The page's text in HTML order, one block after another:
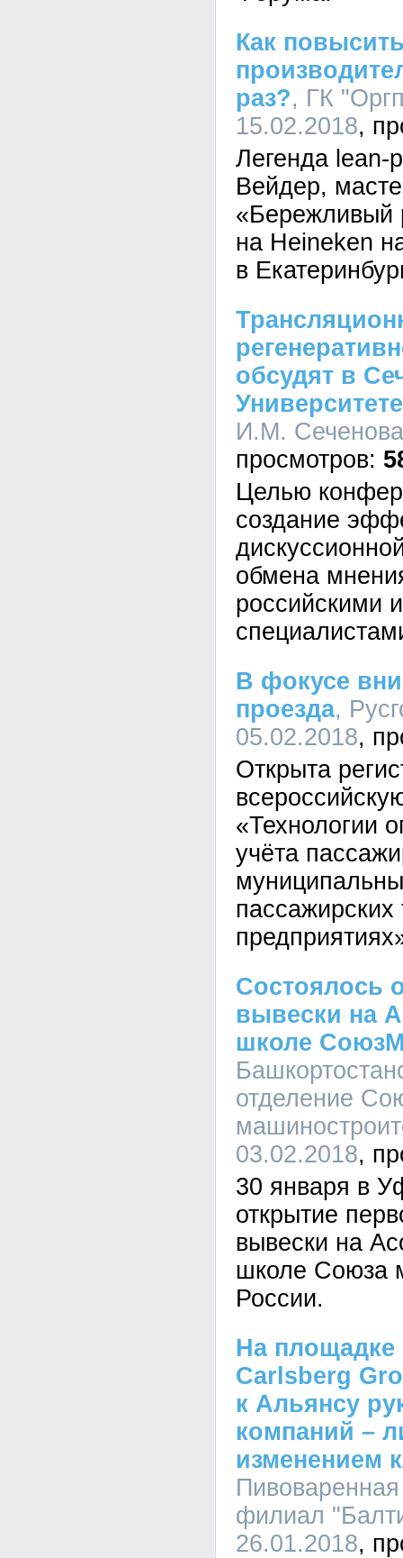
Как
раз?, ГК
15.02.2018
Легенда lean-
Вейдер,
«Бережливый
на Heineken
в
обсудят в
Университете
И.М.
Целью
создание
обмена
российскими
В фокусе
проезда,
05.02.2018
Открыта
«Технологии
учёта
пассажирских
Состоялось
вывески на
школе
отделение
03.02.2018
30 января в
открытие
вывески на
школе Союза
России.
На площадке
Carlsberg
к Альянсу
компаний –
изменением
филиал
26.01.2018